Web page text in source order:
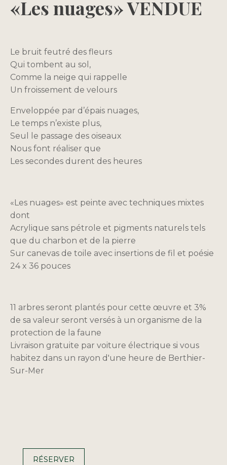
«Les nuages» VENDUE
Le bruit feutré des fleurs
Qui tombent au sol,
Comme la neige qui rappelle
Un froissement de velours
Enveloppée par d’épais nuages,
Le temps n’existe plus,
Seul le passage des oiseaux
Nous font réaliser que
Les secondes durent des heures
«Les nuages» est peinte avec techniques mixtes
dont
Acrylique sans pétrole et pigments naturels tels
que du charbon et de la pierre
Sur canevas de toile avec insertions de fil et poésie
24 x 36 pouces
11 arbres seront plantés pour cette œuvre et 3%
de sa valeur seront versés à un organisme de la
protection de la faune
Livraison gratuite par voiture électrique si vous
habitez dans un rayon d'une heure de Berthier-
Sur-Mer
RÉSERVER